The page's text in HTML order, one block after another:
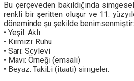
Bu çerçeveden bakıldığında
renkli bir şeritten oluşur ve 11.
döneminde şu şekilde benimsenmiştir:
• Yeşil: Aklı
• Kırmızı: Ruhu
• Sarı: Söylevi
• Mavi: Örneği (emsali)
• Beyaz: Takibi (itaati) simgeler.